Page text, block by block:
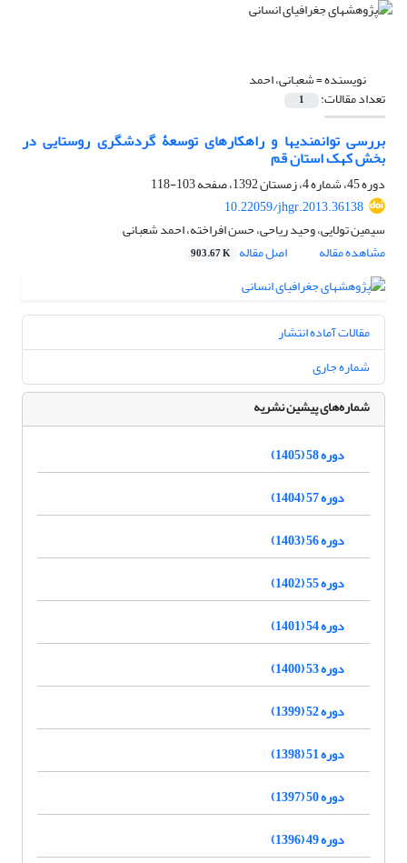
نویسنده =شعبانی، احمد
تعداد مقالات: 1
بررسی توانمندی‎ها و راهکارهای توسعۀ گردشگری روستایی در
بخش کهک استان قم
دوره 45، شماره 4، زمستان 1392، صفحه
103-118
10.22059/jhgr.2013.36138
سیمین تولایی، وحید ریاحی، حسن افراخته، احمد شعبانی
مشاهده مقاله
اصل مقاله 903.67 K
مقالات آماده انتشار
شماره جاری
شماره‌های پیشین نشریه
دوره 58 (1405)
دوره 57 (1404)
دوره 56 (1403)
دوره 55 (1402)
دوره 54 (1401)
دوره 53 (1400)
دوره 52 (1399)
دوره 51 (1398)
دوره 50 (1397)
دوره 49 (1396)